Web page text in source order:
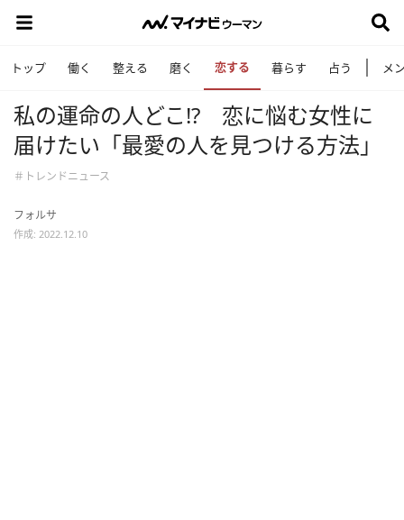
トップ 働く 整える 磨く 恋する 暮らす 占う メ
私の運命の人どこ!? 恋に悩む女性に
届けたい「最愛の人を見つける方法」
＃トレンドニュース
フォルサ
作成: 2022.12.10